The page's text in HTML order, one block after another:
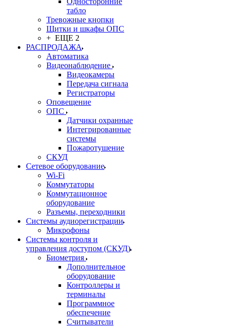
табло
Тревожные кнопки
Щитки и шкафы ОПС
+ ЕЩЕ 2
РАСПРОДАЖА
Автоматика
Видеонаблюдение
Видеокамеры
Передача сигнала
Регистраторы
Оповещение
ОПС
Датчики охранные
Интегрированные
системы
Пожаротушение
СКУД
Сетевое оборудование
Wi-Fi
Коммутаторы
Коммутационное
оборудование
Разъемы, переходники
Системы аудиорегистрации
Микрофоны
Системы контроля и
управления доступом (СКУД)
Биометрия
Дополнительное
оборудование
Контроллеры и
терминалы
Программное
обеспечение
Считыватели